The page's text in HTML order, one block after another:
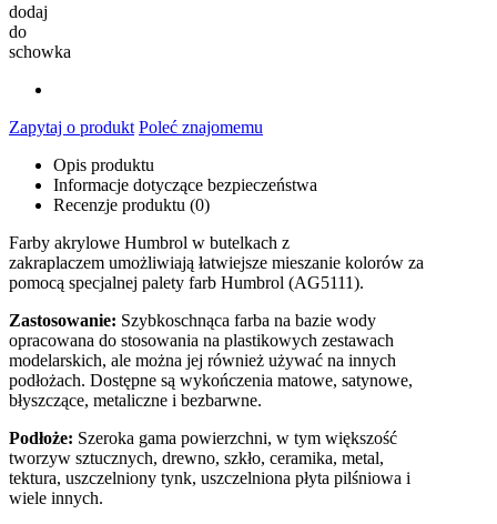
dodaj
do
schowka
Zapytaj o produkt Poleć znajomemu
Opis produktu
Informacje dotyczące bezpieczeństwa
Recenzje produktu (0)
Farby akrylowe Humbrol w butelkach z
zakraplaczem umożliwiają łatwiejsze mieszanie kolorów za
pomocą specjalnej palety farb Humbrol (AG5111).
Zastosowanie: Szybkoschnąca farba na bazie wody
opracowana do stosowania na plastikowych zestawach
modelarskich, ale można jej również używać na innych
podłożach. Dostępne są wykończenia matowe, satynowe,
błyszczące, metaliczne i bezbarwne.
Podłoże: Szeroka gama powierzchni, w tym większość
tworzyw sztucznych, drewno, szkło, ceramika, metal,
tektura, uszczelniony tynk, uszczelniona płyta pilśniowa i
wiele innych.